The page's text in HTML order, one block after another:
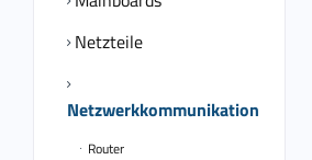
Netzteile
Netzwerkkommunikation
Router